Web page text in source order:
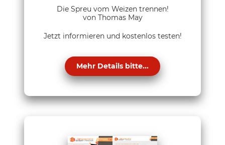
Die Spreu vom Weizen trennen!
von Thomas May
Jetzt informieren und kostenlos testen!
Mehr Details bitte...